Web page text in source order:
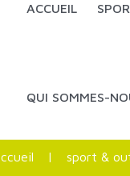
ACCUEIL
VTT &
QUI SOMMES-
| sport &